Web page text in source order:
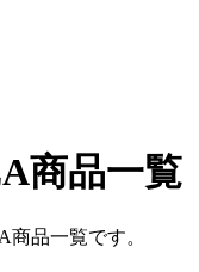
商品一覧
商品一覧です。